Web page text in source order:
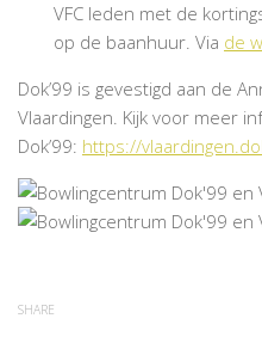
VFC leden met de
op de baanhuur. Via de
Dok’99 is gevestigd aan de
Vlaardingen. Kijk voor meer
Dok’99: https://
SHARE